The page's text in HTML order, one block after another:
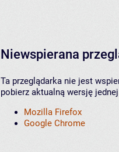
Niewspierana
Ta przeglądarka nie jest
pobierz aktualną wersję
Mozilla Firefox
Google Chrome